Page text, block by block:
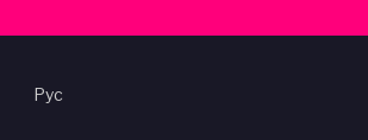
Рус